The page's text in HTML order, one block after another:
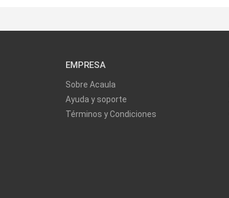
EMPRESA
Sobre Acaula
Ayuda y soporte
Términos y Condiciones